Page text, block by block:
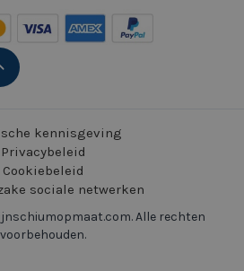
kennisgeving
Privacybeleid
Cookiebeleid
sociale netwerken
Alle rechten
voorbehouden.